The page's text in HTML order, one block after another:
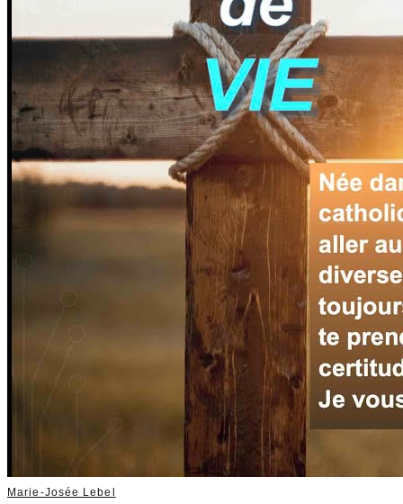
Marie-Josée Lebel